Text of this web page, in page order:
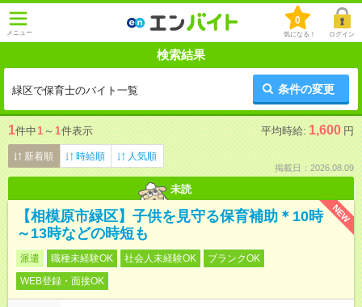
メニュー
0
気になる！ ログイン
検索結果
緑区で保育士のバイト一覧 条件の変更
1件中1 ～ 1件表示 平均時給: 1,600 円
新着順 時給順 人気順
掲載日：2026.08.09
未読
NEW
【相模原市緑区】子供を見守る保育補助＊10時
～13時などの時短も
派遣 職種未経験OK 社会人未経験OK
ブランクOK
WEB登録・面接OK